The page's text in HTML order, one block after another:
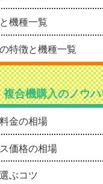
機種一覧
特徴と機種一覧
複合機購入のノウ
金の相場
価格の相場
ぶコツ